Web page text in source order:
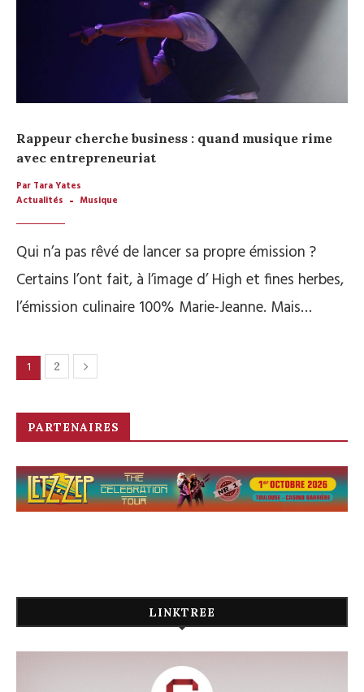
Rappeur cherche business : quand musique rime
avec entrepreneuriat
Par Tara Yates
Actualités
Musique
Qui n’a pas rêvé de lancer sa propre émission ?
Certains l’ont fait, à l’image d’ High et fines herbes,
l’émission culinaire 100% Marie-Jeanne. Mais…
1 2
PARTENAIRES
LINKTREE